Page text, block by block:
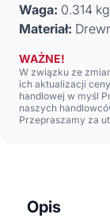
Waga: 0.314 kg
Materiał:
WAŻNE!
W związku ze
ich aktualizacji
handlowej w myśl
naszych
Przepraszamy za
Opis